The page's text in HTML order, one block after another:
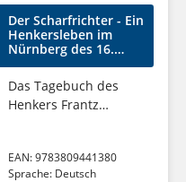
Der Scharfrichter - Ein
Henkersleben im
Nürnberg des 16.
Jahrhunderts
Das Tagebuch des
Henkers Frantz
hingerichtet, gefoltert
EAN:9783809441380
Sprache: Deutsch